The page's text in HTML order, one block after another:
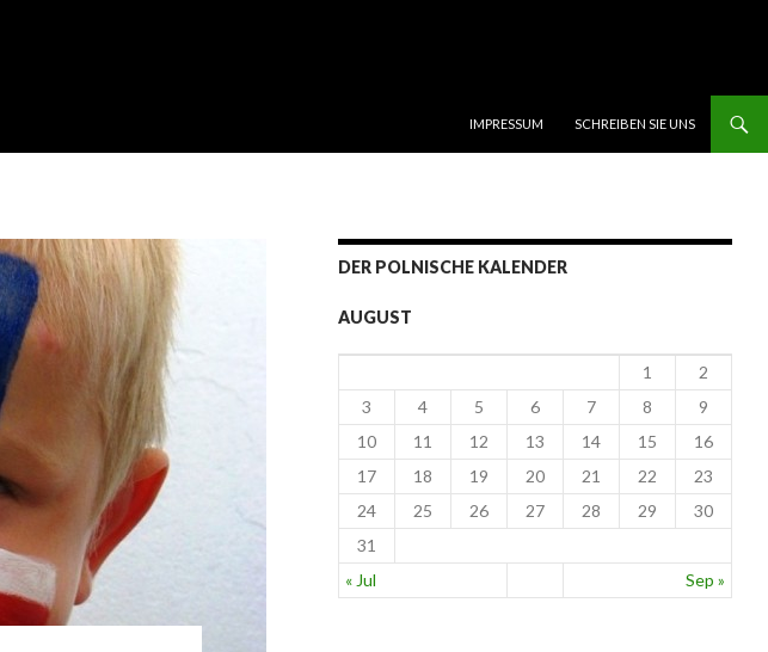
IMPRESSUM
SCHREIBEN SIE UNS
DER POLNISCHE KALENDER
AUGUST
« Jul Sep »
1
2
3
4 5 6 7 8
9
10
11 12 13 14 15
16
17
18 19 20 21 22
23
24
25 26 27 28 29
30
31